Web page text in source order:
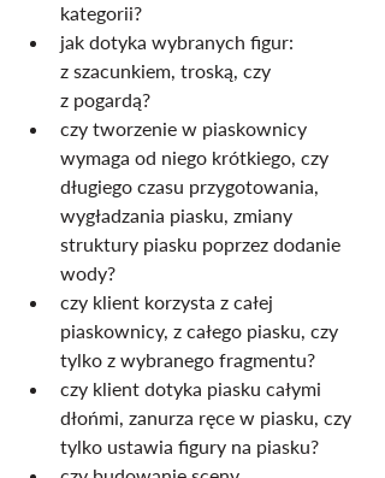
kategorii?
jak dotyka wybranych figur:
z szacunkiem, troską, czy
z pogardą?
czy tworzenie w piaskownicy
wymaga od niego krótkiego, czy
długiego czasu przygotowania,
wygładzania piasku, zmiany
struktury piasku poprzez dodanie
wody?
czy klient korzysta z całej
piaskownicy, z całego piasku, czy
tylko z wybranego fragmentu?
czy klient dotyka piasku całymi
dłońmi, zanurza ręce w piasku, czy
tylko ustawia figury na piasku?